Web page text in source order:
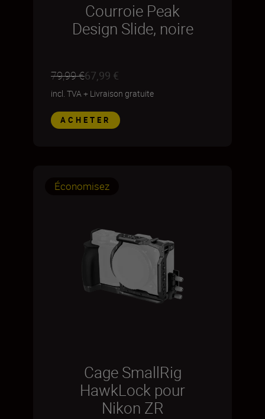
Courroie Peak
Design Slide, noire
79,99 €67,99 €
incl. TVA+ Livraison gratuite
ACHETER
Économisez
Cage SmallRig
HawkLock pour
Nikon ZR